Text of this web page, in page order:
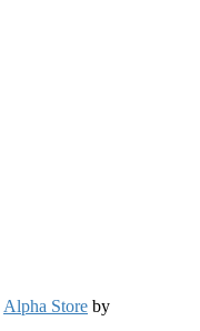
Alpha Store by